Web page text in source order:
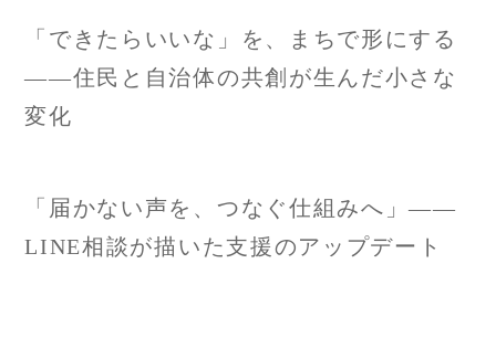
投
稿
ナ
ゲ
「できたらいいな」を、まちで形にする
――住民と自治体の共創が生んだ小さな
変化
「届かない声を、つなぐ仕組みへ」——
LINE相談が描いた支援のアップデート